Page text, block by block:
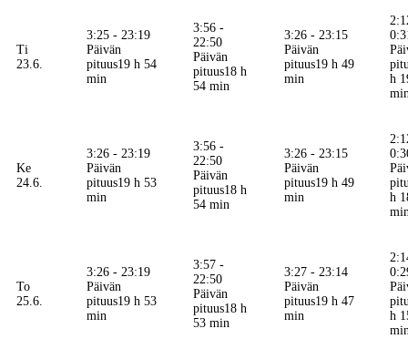
Ti
23.6.
3:25 - 23:19
Päivän
pituus19 h 54
min
3:56 -
22:50
Päivän
pituus18 h
54 min
3:26 - 23:15
Päivän
pituus19 h 49
min
h
Ke
24.6.
3:26 - 23:19
Päivän
pituus19 h 53
min
3:56 -
22:50
Päivän
pituus18 h
54 min
3:26 - 23:15
Päivän
pituus19 h 49
min
h
To
25.6.
3:26 - 23:19
Päivän
pituus19 h 53
min
3:57 -
22:50
Päivän
pituus18 h
53 min
3:27 - 23:14
Päivän
pituus19 h 47
min
h